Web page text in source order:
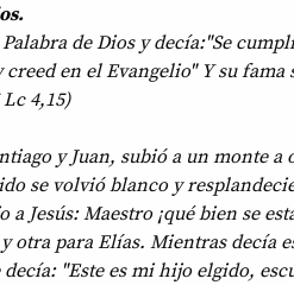
de Dios y decía:"Se
en el Evangelio" Y su fama
4,15)
y Juan, subió a un monte
se volvió blanco y
Jesús: Maestro ¡qué bien se
otra para Elías. Mientras decía
"Este es mi hijo elgido,